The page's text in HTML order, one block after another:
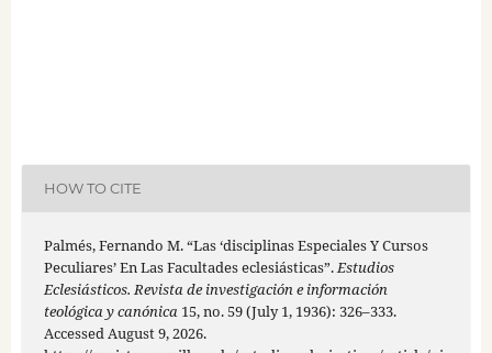
HOW TO CITE
Palmés, Fernando M. “Las ‘disciplinas Especiales Y Cursos
Peculiares’ En Las Facultades eclesiásticas”.Estudios
Eclesiásticos. Revista de investigación e información
teológica y canónica15, no. 59 (July 1, 1936): 326–333.
Accessed August 9, 2026.